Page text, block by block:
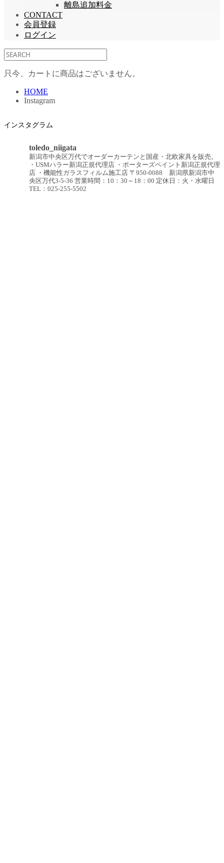
離島追加料金
CONTACT
会員登録
ログイン
只今、カートに商品はございません。
HOME
Instagram
インスタグラム
toledo_niigata
新潟市中央区万代でオーダーカーテンと国産・北欧家具を販売。
・USMハラー新潟正規代理店 ・ポーターズペイント新潟正規代理
店 ・機能性ガラスフィルム施工店 〒950-0088 新潟県新潟市中
央区万代3-5-36 営業時間：10：30～18：00 定休日：火・水曜日
TEL：025-255-5502